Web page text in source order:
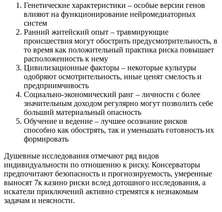
Генетические характеристики – особые версии генов
влияют на функционирование нейромедиаторных
систем
Ранний житейский опыт – травмирующие
происшествия могут обострить предусмотрительность, в
то время как положительный практика риска повышает
расположенность к нему
Цивилизационные факторы – некоторые культуры
одобряют осмотрительность, иные ценят смелость и
предприимчивость
Социально-экономический ранг – личности с более
значительным доходом регулярно могут позволить себе
больший материальный опасность
Обучение и ведение – лучшее осознание рисков
способно как обострять, так и уменьшать готовность их
формировать
Душевные исследования отмечают ряд видов
индивидуальности по отношению к риску. Консерваторы
предпочитают безопасность и прогнозируемость, умеренные
выносят 7к казино риски вслед дотошного исследования, а
искатели приключений активно стремятся к незнакомым
задачам и неясности.